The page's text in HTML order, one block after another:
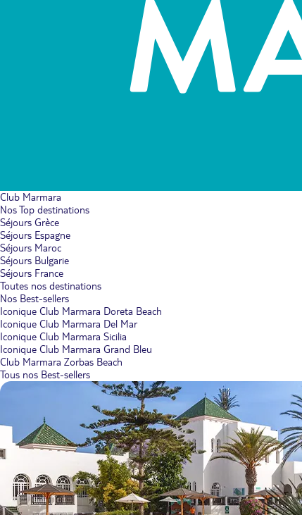
Club Marmara
Nos Top destinations
Séjours Grèce
Séjours Espagne
Séjours Maroc
Séjours Bulgarie
Séjours France
Toutes nos destinations
Nos Best-sellers
Iconique Club Marmara Doreta Beach
Iconique Club Marmara Del Mar
Iconique Club Marmara Sicilia
Iconique Club Marmara Grand Bleu
Club Marmara Zorbas Beach
Tous nos Best-sellers